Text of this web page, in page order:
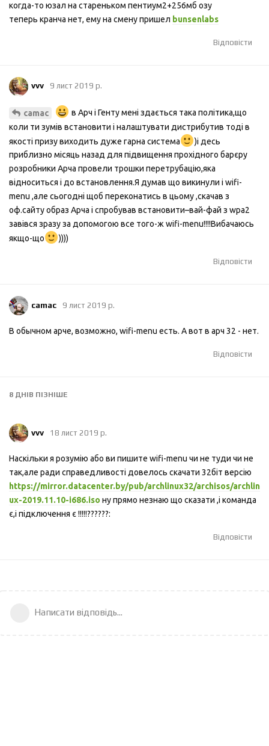
когда-то юзал на стареньком пентиум2+256мб озу
теперь кранча нет, ему на смену пришел bunsenlabs
Відповісти
vvv 9 лист 2019 р.
camac
в Арч і Генту мені здається така політика,що
коли ти зумів встановити і налаштувати дистрибутив тоді в
якості призу виходить дуже гарна система
)і десь
приблизно місяць назад для підвищення прохідного барєру
розробники Арча провели трошки перетрубацію,яка
відноситься і до встановлення.Я думав що викинули і wifi-
menu ,але сьогодні щоб переконатись в цьому ,скачав з
оф.сайту образ Арча і спробував встановити–вай-фай з wpa2
завівся зразу за допомогою все того-ж wifi-menu!!!!Вибачаюсь
якщо-що
))))
Відповісти
camac 9 лист 2019 р.
В обычном арче, возможно, wifi-menu есть. А вот в арч 32 - нет.
Відповісти
8 ДНІВ ПІЗНІШЕ
vvv 18 лист 2019 р.
Наскільки я розумію або ви пишите wifi-menu чи не туди чи не
так,але ради справедливості довелось скачати 32біт версію
https://mirror.datacenter.by/pub/archlinux32/archisos/archlin
ux-2019.11.10-i686.iso ну прямо незнаю що сказати ,і команда
є,і підключення є !!!!!??????:
Відповісти
Написати відповідь...